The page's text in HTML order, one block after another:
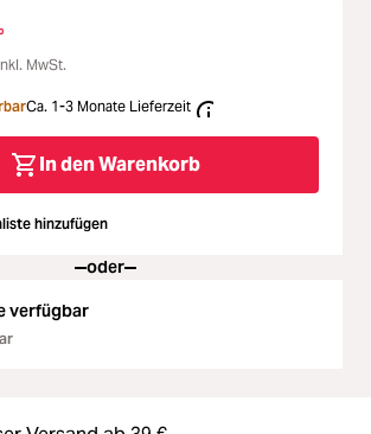
Hand
MwSt.
Ca. 1-3 Monate Lieferzeit
In den Warenkorb
hinzufügen
oder
verfügbar